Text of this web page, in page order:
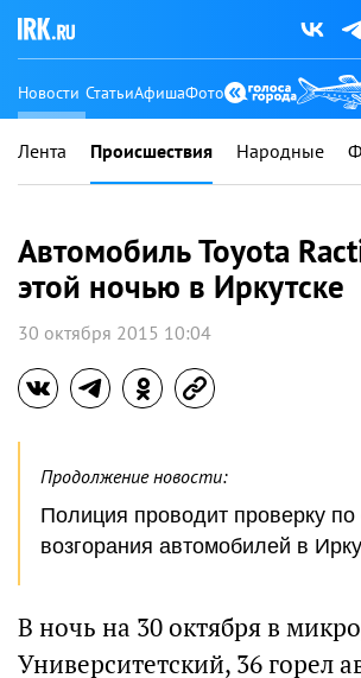
Новости СтатьиАфишаФото
Лента Происшествия Народные
Автомобиль Toyota
этой ночью в Иркутске
30 октября 2015 10:04
Продолжение новости:
Полиция проводит проверку по
возгорания автомобилей в
В ночь на 30 октября в
Университетский, 36 горел